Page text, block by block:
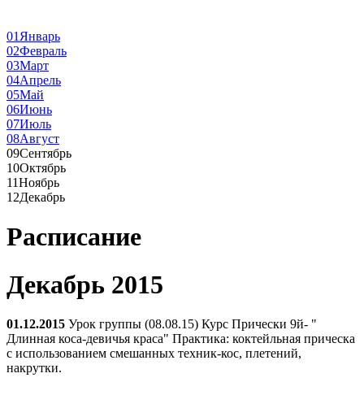
01 Январь
02Февраль
03Март
04Апрель
05Май
06Июнь
07Июль
08Август
09Сентябрь
10Октябрь
11Ноябрь
12Декабрь
Расписание
Декабрь 2015
01.12.2015 Урок группы (08.08.15) Курс Прически 9й- "
Длинная коса-девичья краса" Практика: коктейльная прическа
с использованием смешанных техник-кос, плетений,
накрутки.